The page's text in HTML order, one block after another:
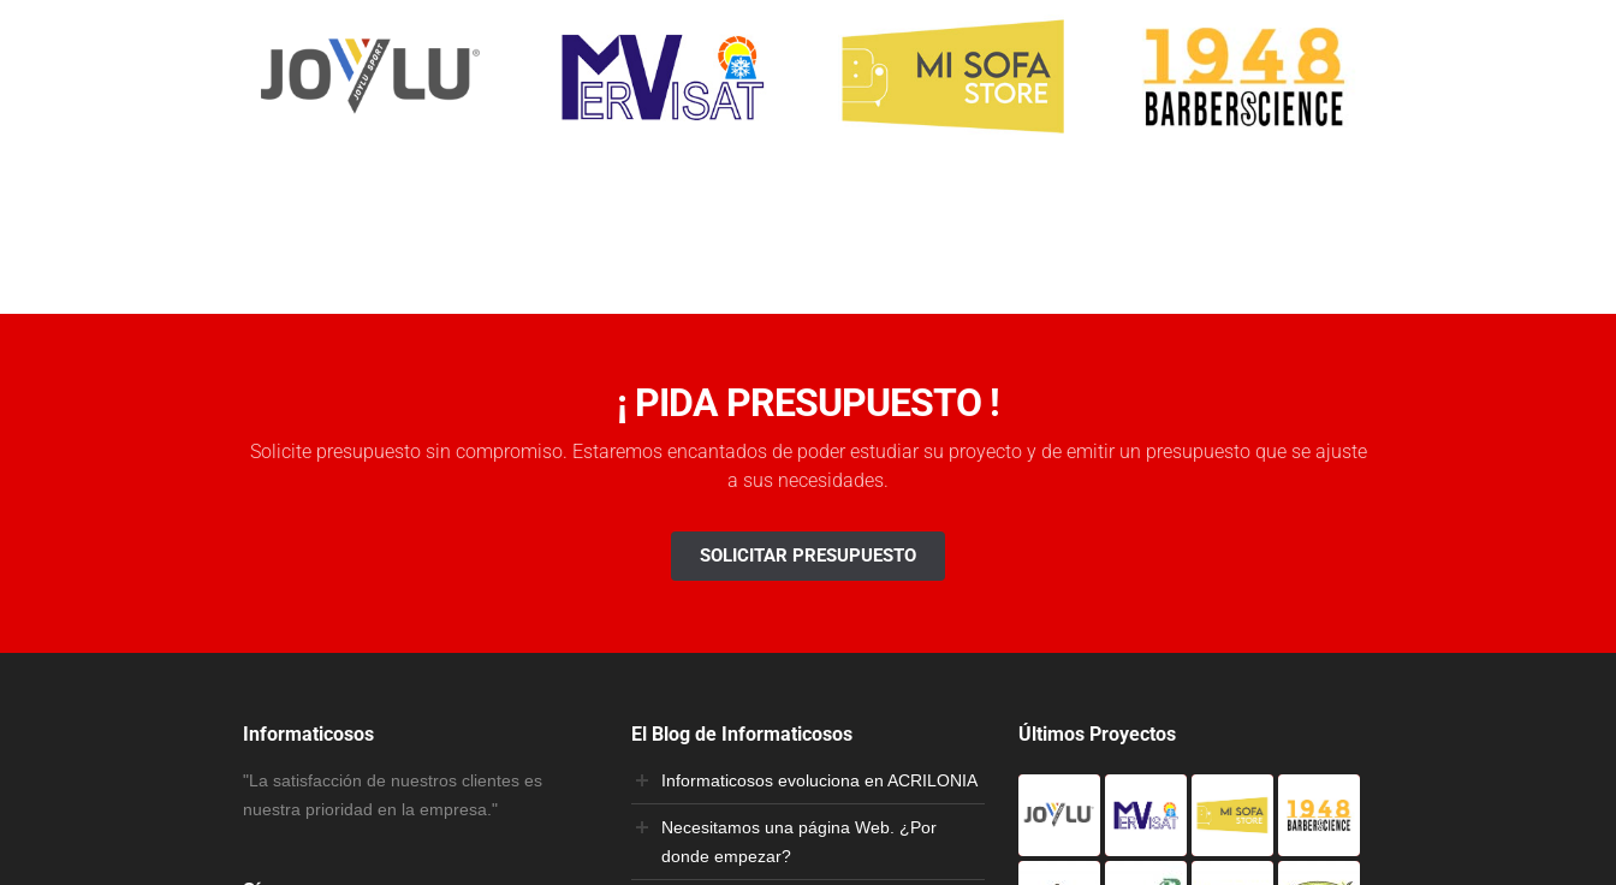
¡ PIDA PRESUPUESTO !
Solicite presupuesto sin compromiso. Estaremos encantados de poder estudiar su proyecto y de emitir un presupuesto que se ajuste
a sus necesidades.
SOLICITAR PRESUPUESTO
Informaticosos
"La satisfacción de nuestros clientes es
nuestra prioridad en la empresa."
El Blog de Informaticosos
Informaticosos evoluciona en ACRILONIA
Necesitamos una página Web. ¿Por
donde empezar?
Últimos Proyectos